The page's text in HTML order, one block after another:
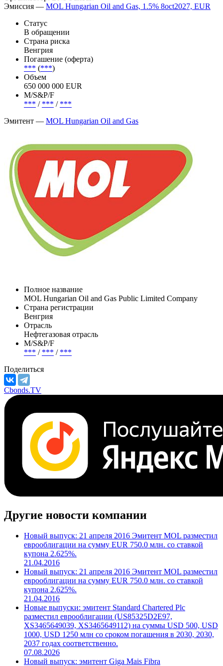
Эмиссия — MOL Hungarian Oil and Gas, 1.5% 8oct2027, EUR
Статус
В обращении
Страна риска
Венгрия
Погашение (оферта)
*** (***)
Объем
650 000 000 EUR
М/S&P/F
*** / *** / ***
Эмитент — MOL Hungarian Oil and Gas
Полное название
MOL Hungarian Oil and Gas Public Limited Company
Страна регистрации
Венгрия
Отрасль
Нефтегазовая отрасль
М/S&P/F
*** / *** / ***
Поделиться
Cbonds.TV
Другие новости компании
Новый выпуск: 21 апреля 2016 Эмитент MOL разместил
еврооблигации на сумму EUR 750.0 млн. со ставкой
купона 2.625%.
21.04.2016
Новый выпуск: 21 апреля 2016 Эмитент MOL разместил
еврооблигации на сумму EUR 750.0 млн. со ставкой
купона 2.625%.
21.04.2016
Новые выпуски: эмитент Standard Chartered Plc
разместил еврооблигации (US85325D2E97,
XS3465649039, XS3465649112) на суммы USD 500, USD
1000, USD 1250 млн со сроком погашения в 2030, 2030,
2037 годах соответственно.
07.08.2026
Новый выпуск: эмитент Giga Mais Fibra